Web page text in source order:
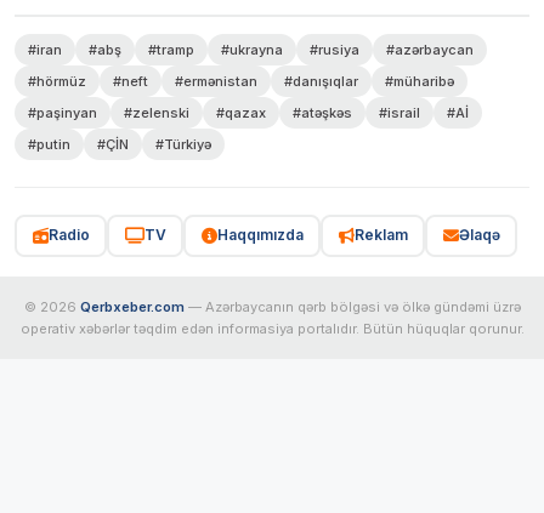
#iran #abş #tramp #ukrayna #rusiya
#azərbaycan
#hörmüz
#neft #ermənistan #danışıqlar
#müharibə
#paşinyan
#zelenski #qazax #atəşkəs #israil
#Aİ
#putin
#ÇİN #Türkiyə
Radio TV Haqqımızda Reklam Əlaqə
© 2026 Qerbxeber.com — Azərbaycanın qərb bölgəsi və ölkə gündəmi üzrə
operativ xəbərlər təqdim edən informasiya portalıdır. Bütün hüquqlar qorunur.